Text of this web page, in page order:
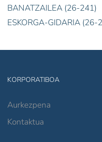
BANATZAILEA (26-241)
ESKORGA-GIDARIA (26-
KORPORATIBOA
Aurkezpena
Kontaktua